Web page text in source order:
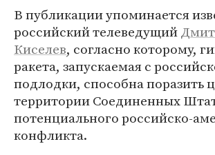
В публикации упоминается
российский телеведущий
Киселев, согласно которому,
ракета, запускаемая с
подлодки, способна поразить
территории Соединенных
потенциального российско-
конфликта.